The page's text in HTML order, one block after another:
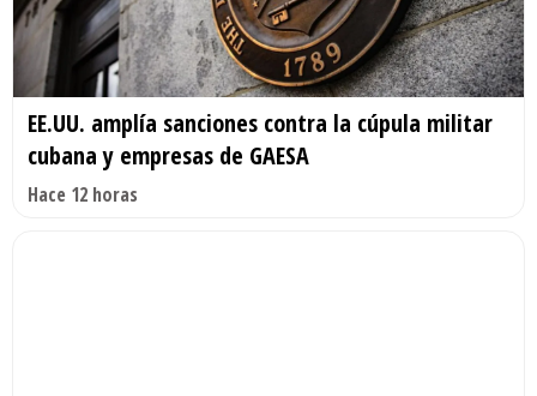
EE.UU. amplía sanciones contra la cúpula militar
cubana y empresas de GAESA
Hace 12 horas